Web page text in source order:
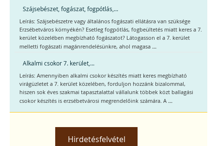
Szájsebészet, fogászat, fogpótlás,...
Leírás: Szájsebészetre vagy általános fogászati ellátásra van szüksége
Erzsébetváros környékén? Esetleg fogpótlás, fogbeültetés miatt keres a 7.
kerület közelében megbízható fogászatot? Látogasson el a 7. kerület
melletti fogászati magánrendelésünkre, ahol magasa ...
Alkalmi csokor 7. kerület,...
Leírás: Amennyiben alkalmi csokor készítés miatt keres megbízható
virágüzletet a 7. kerület közelében, forduljon hozzánk bizalommal,
hiszen sok éves szakmai tapasztalattal vállalunk többek közt ballagási
csokor készítés is erzsébetvárosi megrendelőink számára. A ...
Hirdetésfelvétel